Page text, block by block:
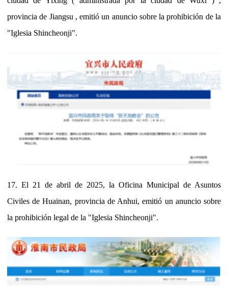
provincia de Jiangsu , emitió un anuncio sobre la prohibición de la
"Iglesia Shincheonji".
17. El 21 de abril de 2025, la Oficina Municipal de Asuntos
Civiles de Huainan, provincia de Anhui, emitió un anuncio sobre
la prohibición legal de la "Iglesia Shincheonji".